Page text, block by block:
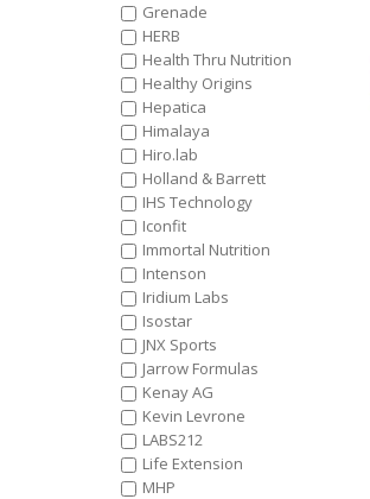
Grenade
HERB
Health Thru Nutrition
Healthy Origins
Hepatica
Himalaya
Hiro.lab
Holland & Barrett
IHS Technology
Iconfit
Immortal Nutrition
Intenson
Iridium Labs
Isostar
JNX Sports
Jarrow Formulas
Kenay AG
Kevin Levrone
LABS212
Life Extension
MHP